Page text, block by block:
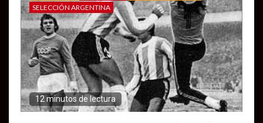
SELECCIÓN ARGENTINA
12 minutos de lectura